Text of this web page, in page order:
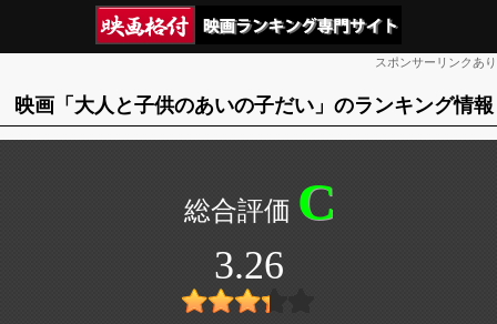
スポンサーリンクあり
映画「大人と子供のあいの子だい」のランキング情報
C
3.26